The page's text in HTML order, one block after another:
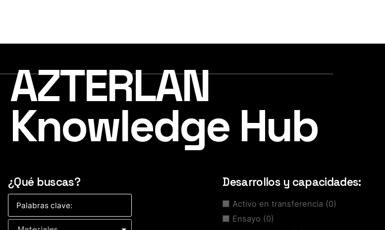
AZTERLAN
Knowledge Hub
¿Qué buscas? Desarrollos y capacidades:
Activo en transferencia (0)
Ensayo (0)